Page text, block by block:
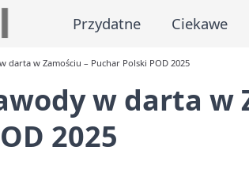
Przydatne Ciekawe
darta w Zamościu – Puchar Polski POD 2025
w darta w
2025